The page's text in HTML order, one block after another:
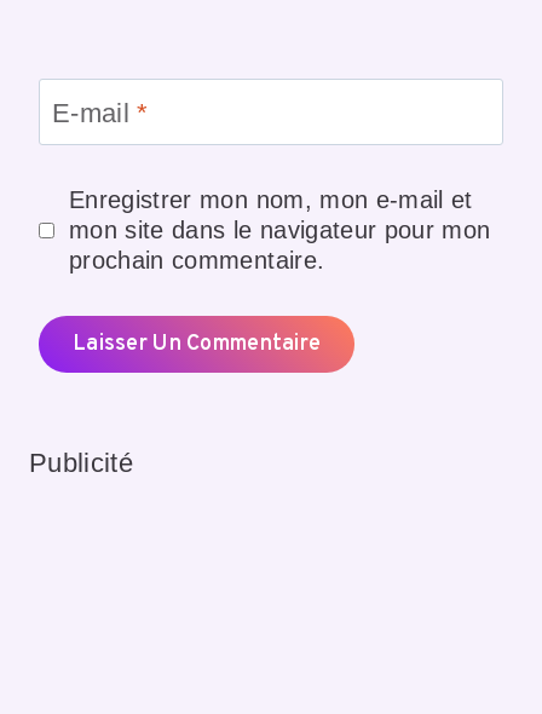
E-mail*
Enregistrer mon nom, mon e-mail et
mon site dans le navigateur pour mon
prochain commentaire.
Publicité